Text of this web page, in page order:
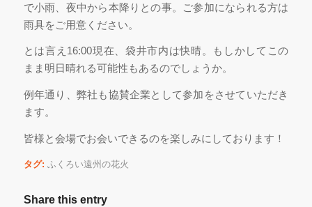
で小雨、夜中から本降りとの事。ご参加になられる方は
雨具をご用意ください。
とは言え16:00現在、袋井市内は快晴。もしかしてこの
まま明日晴れる可能性もあるのでしょうか。
例年通り、弊社も協賛企業として参加をさせていただき
ます。
皆様と会場でお会いできるのを楽しみにしております！
タグ: ふくろい遠州の花火
Share this entry